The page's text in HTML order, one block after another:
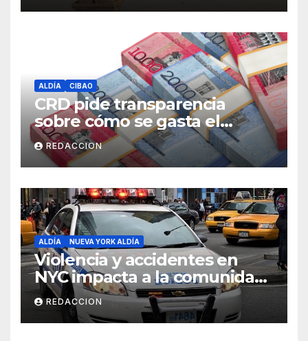
ALDÍA CIBAO
CRD pide transparencia
sobre cómo se gasta el
dinero del Seguro Familiar de
Salud
REDACCION
ALDÍA NUEVA YORK ALDÍA
Violencia y accidentes en
NYC impacta a la comunidad
dominicana
REDACCION